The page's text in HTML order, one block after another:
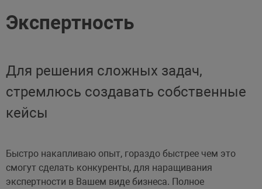
Экспертность
Для решения сложных задач,
стремлюсь создавать собственные
кейсы
Быстро накапливаю опыт, гораздо быстрее чем это
смогут сделать конкуренты, для наращивания
экспертности в Вашем виде бизнеса. Полное